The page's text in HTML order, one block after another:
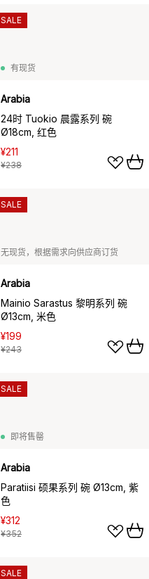
有现货
Arabia
24时 Tuokio 晨露系列 碗
Ø18cm, 红色
¥211
¥238
SALE
无现货，根据需求向供应商订货
Arabia
Mainio Sarastus 黎明系列 碗
Ø13cm, 米色
¥199
¥243
SALE
即将售罄
Arabia
Paratiisi 硕果系列 碗 Ø13cm, 紫
色
¥312
¥352
SALE
SALE